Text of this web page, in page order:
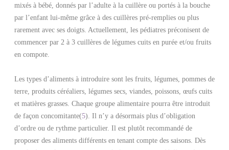
mixés à bébé, donnés par l’adulte à la cuillère ou portés à la bouche
par l’enfant lui-même grâce à des cuillères pré-remplies ou plus
rarement avec ses doigts. Actuellement, les pédiatres préconisent de
commencer par 2 à 3 cuillères de légumes cuits en purée et/ou fruits
en compote.
Les types d’aliments à introduire sont les fruits, légumes, pommes de
terre, produits céréaliers, légumes secs, viandes, poissons, œufs cuits
et matières grasses. Chaque groupe alimentaire pourra être introduit
de façon concomitante(5) . Il n’y a désormais plus d’obligation
d’ordre ou de rythme particulier. Il est plutôt recommandé de
proposer des aliments différents en tenant compte des saisons. Dès